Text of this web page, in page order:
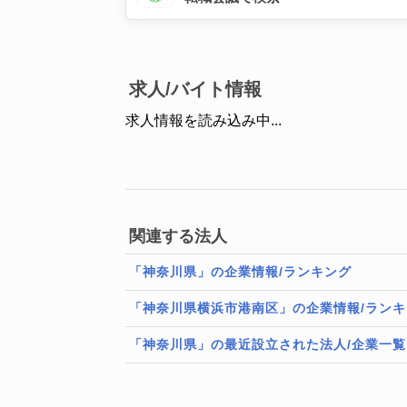
求人/バイト情報
求人情報を読み込み中...
関連する法人
「神奈川県」の企業情報/ランキング
「神奈川県横浜市港南区」の企業情報/ラン
「神奈川県」の最近設立された法人/企業一覧